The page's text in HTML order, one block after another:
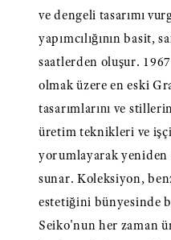
ve dengeli tasarımı
yapımcılığının basit,
saatlerden oluşur.
olmak üzere en eski
tasarımlarını ve
üretim teknikleri ve
yorumlayarak yeniden
sunar. Koleksiyon,
estetiğini bünyesinde
Seiko'nun her zaman